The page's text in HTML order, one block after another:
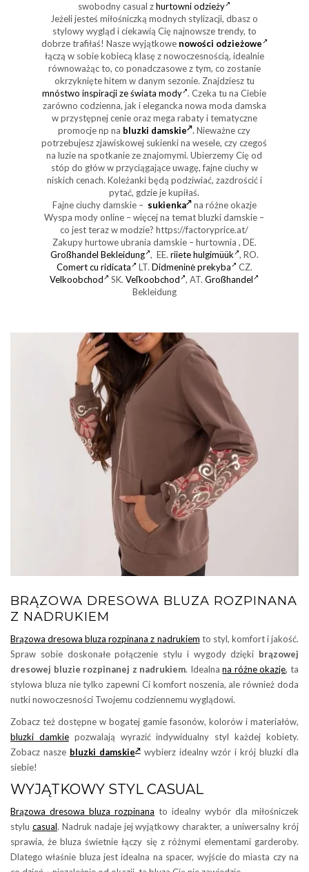
swobodny casual zhurtowni odzieży
Jeżeli jesteś miłośniczką modnych stylizacji, dbasz o
stylowy wygląd i ciekawią Cię najnowsze trendy, to
dobrze trafiłaś! Nasze wyjątkowe nowości odzieżowe
łączą w sobie kobiecą klasę z nowoczesnością, idealnie
równoważąc to, co ponadczasowe z tym, co zostanie
okrzyknięte hitem w danym sezonie. Znajdziesz tu
mnóstwo inspiracji ze świata mody . Czeka tu na Ciebie
zarówno codzienna, jak i elegancka nowa moda damska
w przystępnej cenie oraz mega rabaty i tematyczne
promocje np na bluzki damskie .Nieważne czy
potrzebujesz zjawiskowej sukienki na wesele, czy czegoś
na luzie na spotkanie ze znajomymi. Ubierzemy Cię od
stóp do głów w przyciągające uwagę, fajne ciuchy w
niskich cenach. Koleżanki będą podziwiać, zazdrościć i
pytać, gdzie je kupiłaś.
Fajne ciuchy damskie – sukienka na różne okazje
Wyspa mody online – więcej na temat bluzki damskie –
co jest teraz w modzie? https://factoryprice.at/
Zakupy hurtowe ubrania damskie – hurtownia , DE.
Großhandel Bekleidung , EE. riiete hulgimüük , RO.
Comert cu ridicata
LT. Didmeninė prekyba
CZ.
Velkoobchod
SK.Veľkoobchod , AT.Großhandel
Bekleidung
BRĄZOWA DRESOWA BLUZA ROZPINANA
Z NADRUKIEM
Brązowa dresowa bluza rozpinana z nadrukiem to styl, komfort i jakość.
Spraw sobie doskonałe połączenie stylu i wygody dzięki brązowej
dresowej bluzie rozpinanej z nadrukiem. Idealnana różne okazje, ta
stylowa bluza nie tylko zapewni Ci komfort noszenia, ale również doda
nutki nowoczesności Twojemu codziennemu wyglądowi.
Zobacz też dostępne w bogatej gamie fasonów, kolorów i materiałów,
bluzki damkiepozwalają wyrazić indywidualny styl każdej kobiety.
Zobacz nasze bluzki damskie wybierz idealny wzór i krój bluzki dla
siebie!
WYJĄTKOWY STYL CASUAL
Brązowa dresowa bluza rozpinana to idealny wybór dla miłośniczek
stylu casual. Nadruk nadaje jej wyjątkowy charakter, a uniwersalny krój
sprawia, że bluza świetnie łączy się z różnymi elementami garderoby.
Dlatego właśnie bluza jest idealna na spacer, wyjście do miasta czy na